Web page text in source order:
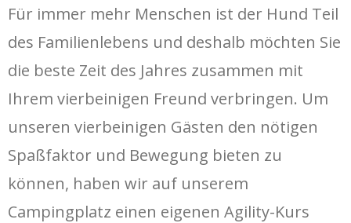
Für immer mehr Menschen ist der Hund Teil
des Familienlebens und deshalb möchten Sie
die beste Zeit des Jahres zusammen mit
Ihrem vierbeinigen Freund verbringen. Um
unseren vierbeinigen Gästen den nötigen
Spaßfaktor und Bewegung bieten zu
können, haben wir auf unserem
Campingplatz einen eigenen Agility-Kurs